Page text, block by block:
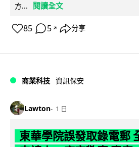
方... 閱讀全文
85 5 ↗ 分享
商業科技 資訊保安
Lawton 1 日
東華學院誤發取錄電郵